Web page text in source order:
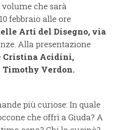
che sarà
febbraio alle ore
Arti del Disegno, via
Alla presentazione
Cristina Acidini,
Timothy Verdon.
più curiose: In quale
che offrì a Giuda? A